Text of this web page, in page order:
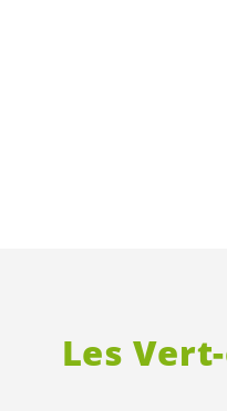
Les